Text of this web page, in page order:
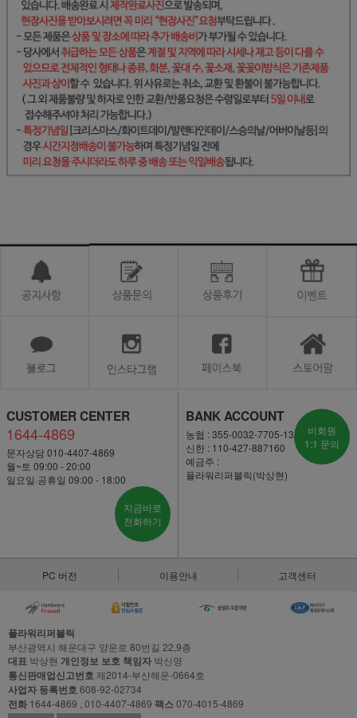
CUSTOMER CENTER
1644-4869
문자상담 010-4407-4869
월~토 09:00 - 20:00
일요일·공휴일 09:00 - 18:00
지금바로
전화하기
BANK ACCOUNT
농협 : 355-0032-7705-13
신한 : 110-427-887160
예금주 :
플라워리퍼블릭(박상현)
비회원
1:1 문의
PC 버전 이용안내 고객센터
플라워리퍼블릭
부산광역시 해운대구 양운로 80번길 22,9층
대표 박상현 개인정보 보호 책임자 박신영
통신판매업신고번호제2014-부산해운-0664호
사업자 등록번호608-92-02734
전화 1644-4869 , 010-4407-4869 팩스070-4015-4869